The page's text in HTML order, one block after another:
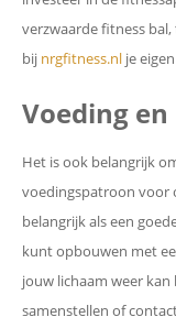
verzwaarde fitness
bij nrgfitness.nl je
Voeding
Het is ook belangrijk
voedingspatroon voor
belangrijk als een
kunt opbouwen met
jouw lichaam weer kan
samenstellen of